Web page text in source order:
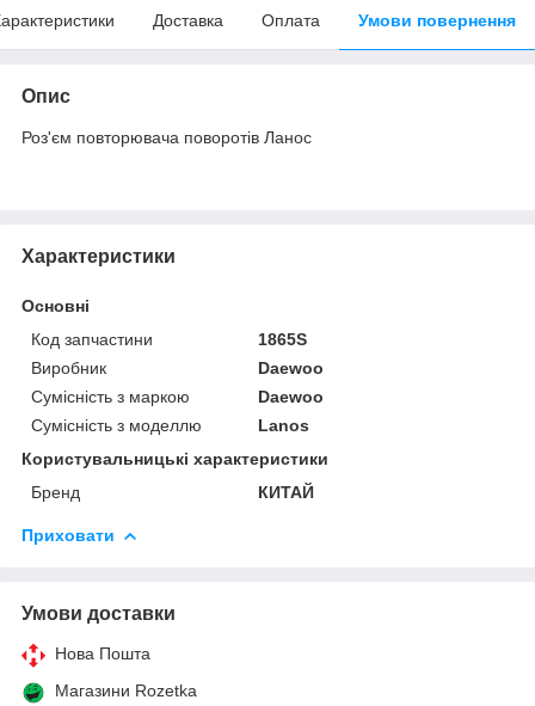
Доставка Оплата Умови повернення
Опис
Роз'єм повторювача поворотів Ланос
Характеристики
Основні
Код запчастини
1865S
Виробник
Daewoo
Сумісність з маркою
Daewoo
Сумісність з моделлю
Lanos
Користувальницькі характеристики
Бренд
КИТАЙ
Приховати
Умови доставки
Нова Пошта
Магазини Rozetka